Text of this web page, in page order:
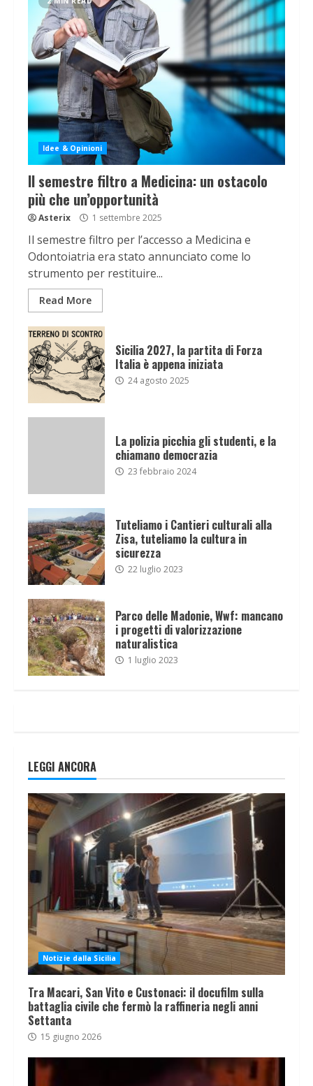
Idee & Opinioni
Il semestre filtro a Medicina: un ostacolo
più che un’opportunità
Asterix 1 settembre 2025
Il semestre filtro per l’accesso a Medicina e
Odontoiatria era stato annunciato come lo
strumento per restituire...
Read More
Sicilia 2027, la partita di Forza
Italia è appena iniziata
24 agosto 2025
La polizia picchia gli studenti, e la
chiamano democrazia
23 febbraio 2024
Tuteliamo i Cantieri culturali alla
Zisa, tuteliamo la cultura in
sicurezza
22 luglio 2023
Parco delle Madonie, Wwf: mancano
i progetti di valorizzazione
naturalistica
1 luglio 2023
LEGGI ANCORA
Notizie dalla Sicilia
Tra Macari, San Vito e Custonaci: il docufilm sulla
battaglia civile che fermò la raffineria negli anni
Settanta
15 giugno 2026